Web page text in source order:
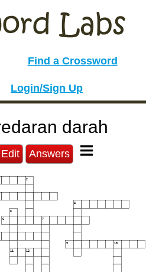
Find a Crossword
Login/Sign Up
darah
Edit Answers
2
4
5
6 7
9 10
11 12